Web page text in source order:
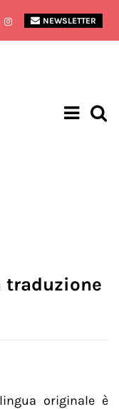
NEWSLETTER
traduzione
originale è